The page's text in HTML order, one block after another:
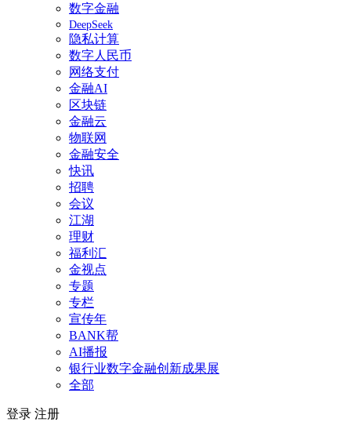
数字金融
DeepSeek
隐私计算
数字人民币
网络支付
金融AI
区块链
金融云
物联网
金融安全
快讯
招聘
会议
江湖
理财
福利汇
金视点
专题
专栏
宣传年
BANK帮
AI播报
银行业数字金融创新成果展
全部
登录 注册